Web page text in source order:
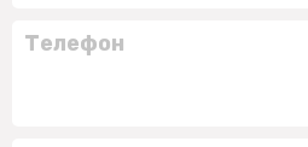
Телефон